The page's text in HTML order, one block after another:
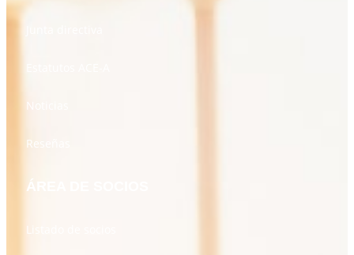
Noticias
Reseñas
ÁREA DE SOCIOS
Listado de socios